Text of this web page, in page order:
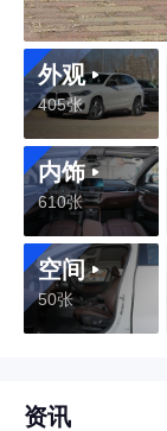
外观
405张
内饰
610张
空间
50张
资讯